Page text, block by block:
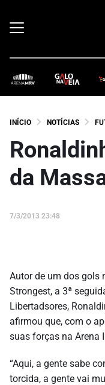
INÍCIO NOTÍCIAS
da
7/3/2013 23:48
Autor de um dos gols
Strongest, a 3ª
Libertadsores,
afirmou que, com o
suas forças na Arena
“Aqui, a gente sabe
torcida, a gente vai